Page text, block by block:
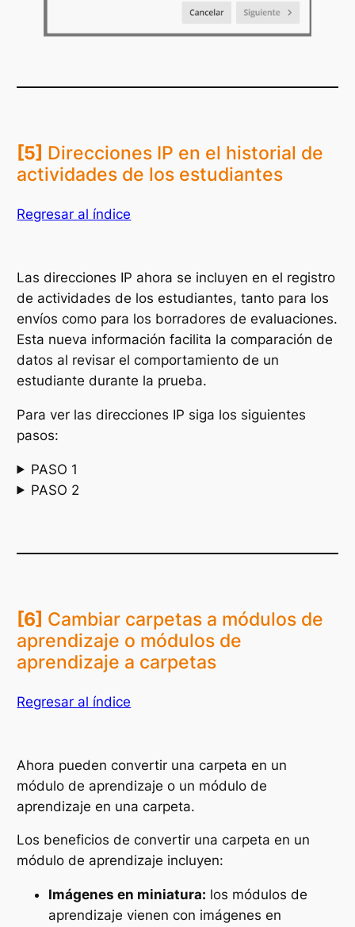
[5] Direcciones IP en el historial de
actividades de los estudiantes
Regresar al índice
Las direcciones IP ahora se incluyen en el registro
de actividades de los estudiantes, tanto para los
envíos como para los borradores de evaluaciones.
Esta nueva información facilita la comparación de
datos al revisar el comportamiento de un
estudiante durante la prueba.
Para ver las direcciones IP siga los siguientes
pasos:
PASO 1
PASO 2
[6] Cambiar carpetas a módulos de
aprendizaje o módulos de
aprendizaje a carpetas
Regresar al índice
Ahora pueden convertir una carpeta en un
módulo de aprendizaje o un módulo de
aprendizaje en una carpeta.
Los beneficios de convertir una carpeta en un
módulo de aprendizaje incluyen:
Imágenes en miniatura: los módulos de
aprendizaje vienen con imágenes en